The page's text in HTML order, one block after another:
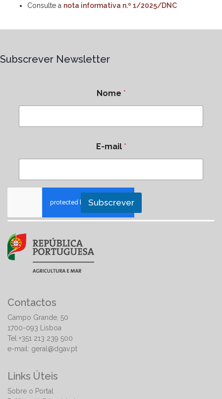
Consulte a nota informativa n.º 1/2025/DNC
Subscrever Newsletter
Nome *
E-mail *
Subscrever
Contactos
Campo Grande, 50
1700-093 Lisboa
Tel +351 213 239 500
e-mail: geral@dgav.pt
Links Úteis
Sobre o Portal